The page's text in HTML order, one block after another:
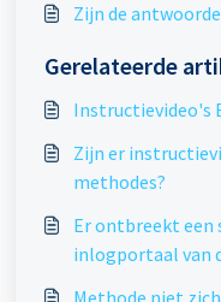
Zijn de
Gerelateerde
Instructievideo's
Zijn er
methodes?
Er ontbreekt een
inlogportaal van
Methode niet